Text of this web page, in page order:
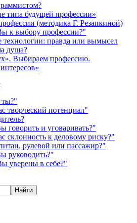
типа будущей профессии»
(методика Г. Резапкиной)
к выбору профессии?"
правда или вымысел
душа?
Выбираем профессию.
ты?"
творческий потенциал"
говорить и уговаривать?"
склонность к деловому риску?"
рулевой или пассажир?"
руководить?"
уверены в себе?"
Найти